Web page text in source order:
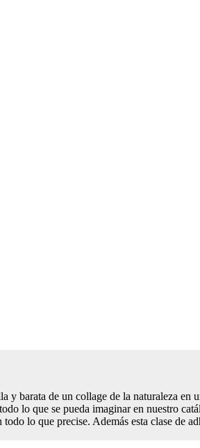
y barata de un collage de la naturaleza
lo que se pueda imaginar en nuestro
todo lo que precise. Además esta clase